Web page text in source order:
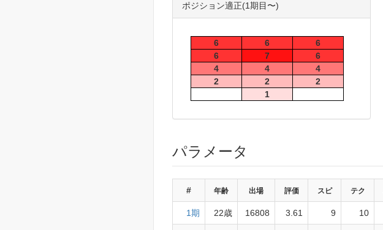
ポジション適正(1期目〜)
6 6
6
6
7
6
4
4
4
2
2
2
1
パラメータ
# 年齢 出場 評価 スピ テク
1期 22歳 16808 3.61 9 10